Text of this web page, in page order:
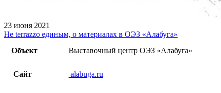
23 июня 2021
Не terrazzo единым, о материалах в ОЭЗ «Алабуга»
Объект
Выставочный центр ОЭЗ «Алабуга»
Сайт alabuga.ru